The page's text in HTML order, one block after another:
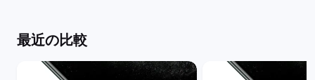
最近の比較